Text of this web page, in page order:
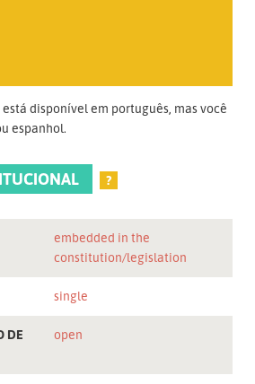
disponível em português, mas você
espanhol.
?
embedded in the
constitution/legislation
single
DE
open